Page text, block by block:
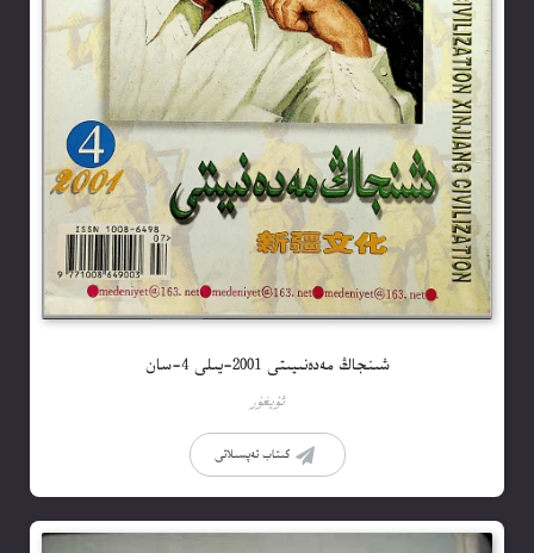
شىنجاڭ مەدەنىيىتى 2001-يىلى 4-سان
ئۇيغۇر
كىتاب تەپسىلاتى